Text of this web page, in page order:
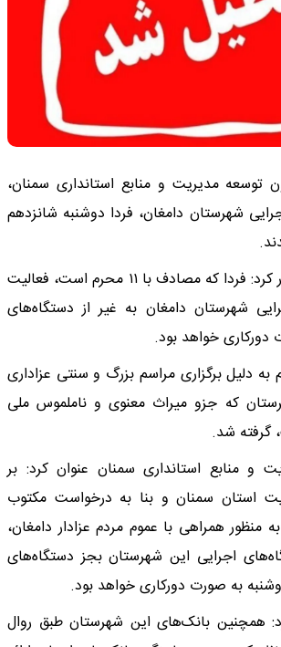
توسعه مدیریت و منابع استانداری سمنان،
شهرستان دامغان، فردا دوشنبه شانزدهم
رضا عبدالله زاده اظهار کرد: فردا که مصادف با ۱۱ محرم است، فعالیت
شهرستان دامغان به غیر از دستگاه‌های
خواهد بود.
دلیل برگزاری مراسم بزرگ و سنتی عزاداری
که جزو میراث معنوی و ناملموس ملی
شد.
و منابع استانداری سمنان عنوان کرد: بر
استان سمنان و بنا به درخواست مکتوب
منظور همراهی با عموم مردم عزادار دامغان،
اجرایی این شهرستان بجز دستگاه‌های
به صورت دورکاری خواهد بود.
همچنین بانک‌های این شهرستان طبق روال